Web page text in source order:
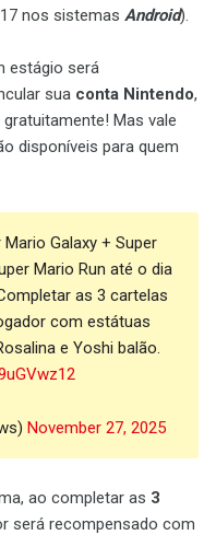
nos sistemas Android).
estágio será
sua conta Nintendo,
Mas vale
disponíveis para quem
Galaxy + Super
Mario Run até o dia
as 3 cartelas
com estátuas
e Yoshi balão.
November 27, 2025
ao completar as 3
será recompensado com